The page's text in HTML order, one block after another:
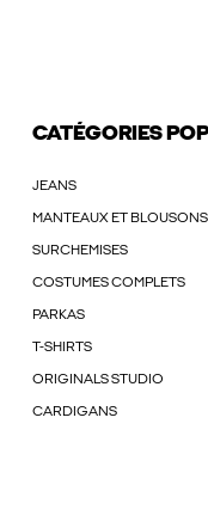
CATÉGORIES
JEANS
MANTEAUX ET BLOUSONS
SURCHEMISES
COSTUMES COMPLETS
PARKAS
T-SHIRTS
ORIGINALS STUDIO
CARDIGANS